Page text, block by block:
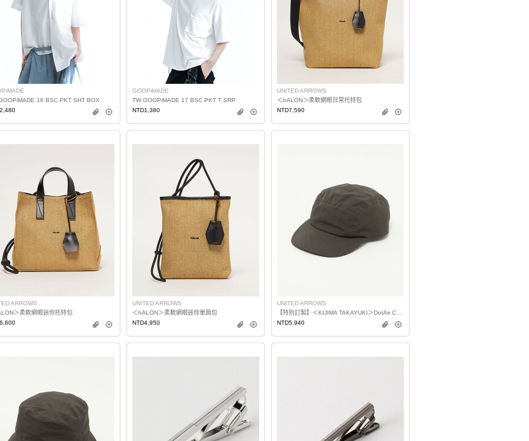
16 BSC PKT SHT BOX
GOOPiMADE
TW GOOPiMADE 17 BSC PKT T SRP
NTD1,380
UNITED ARROWS
＜hALON＞柔軟網眼日常托特包
NTD7,590
ARROWS
＞柔軟網眼迷你托特包
UNITED ARROWS
＜hALON＞柔軟網眼迷你單肩包
NTD4,950
UNITED ARROWS
NTD5,940